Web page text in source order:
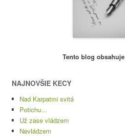
Tento blog obsahuje
NAJNOVŠIE KECY
Nad Karpatmi svitá
Potichu…
Už zase vládzem
Nevládzem